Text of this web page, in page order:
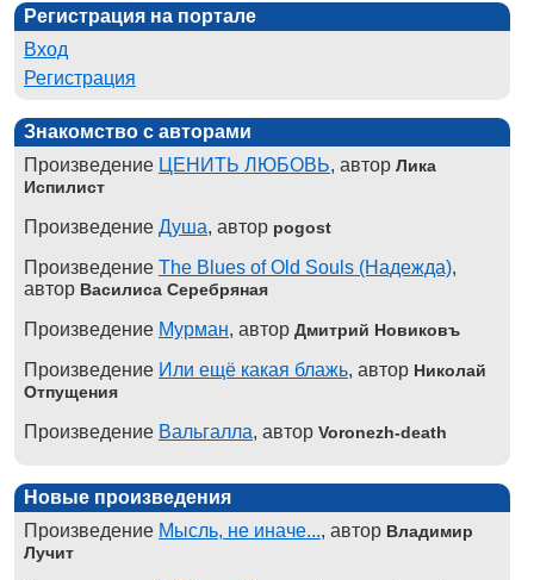
Регистрация на портале
Вход
Регистрация
Знакомство с авторами
Произведение ЦЕНИТЬ ЛЮБОВЬ, автор Лика
Испилист
Произведение Душа, автор pogost
Произведение The Blues of Old Souls (Надежда),
автор Василиса Серебряная
Произведение Мурман, автор Дмитрий Новиковъ
Произведение Или ещё какая блажь, автор Николай
Отпущения
Произведение Вальгалла, автор Voronezh-death
Новые произведения
Произведение Мысль, не иначе..., автор Владимир
Лучит